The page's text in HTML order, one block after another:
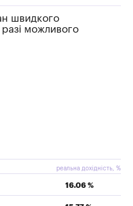
швидкого
можливого
реальна дохідність, %
16.06 %